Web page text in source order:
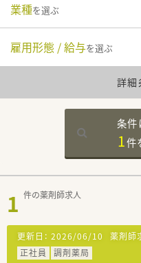
業種を選ぶ
雇用形態 / 給与を選ぶ
詳細
条件
1件
1 件の薬剤師求人
更新日： 2026/06/10 薬剤師
正社員
調剤薬局